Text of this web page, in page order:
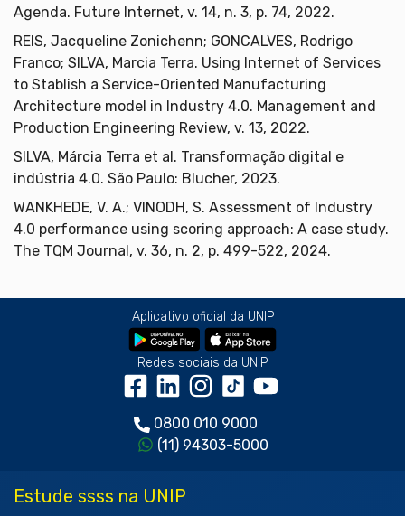
Agenda. Future Internet, v. 14, n. 3, p. 74, 2022.
REIS, Jacqueline Zonichenn; GONCALVES, Rodrigo
Franco; SILVA, Marcia Terra. Using Internet of Services
to Stablish a Service-Oriented Manufacturing
Architecture model in Industry 4.0. Management and
Production Engineering Review, v. 13, 2022.
SILVA, Márcia Terra et al. Transformação digital e
indústria 4.0. São Paulo: Blucher, 2023.
WANKHEDE, V. A.; VINODH, S. Assessment of Industry
4.0 performance using scoring approach: A case study.
The TQM Journal, v. 36, n. 2, p. 499-522, 2024.
Aplicativo oficial da UNIP
Redes sociais da UNIP
0800 010 9000
(11) 94303-5000
Estude ssss na UNIP